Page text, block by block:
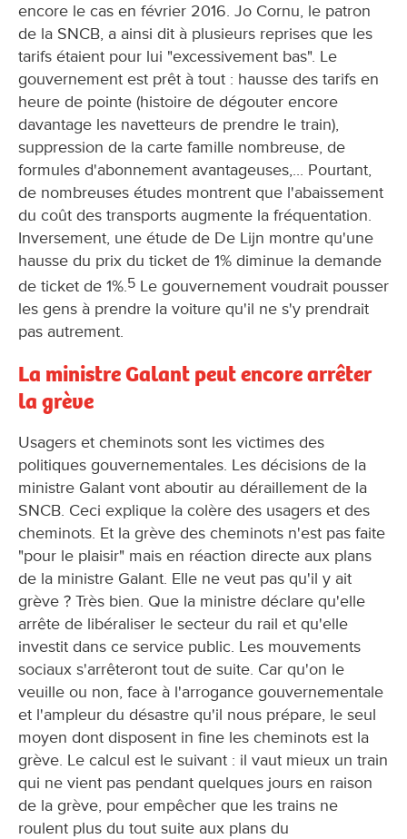
encore le cas en février 2016. Jo Cornu, le patron
de la SNCB, a ainsi dit à plusieurs reprises que les
tarifs étaient pour lui "excessivement bas". Le
gouvernement est prêt à tout : hausse des tarifs en
heure de pointe (histoire de dégouter encore
davantage les navetteurs de prendre le train),
suppression de la carte famille nombreuse, de
formules d'abonnement avantageuses,... Pourtant,
de nombreuses études montrent que l'abaissement
du coût des transports augmente la fréquentation.
Inversement, une étude de De Lijn montre qu'une
hausse du prix du ticket de 1% diminue la demande
de ticket de 1%.5 Le gouvernement voudrait pousser
les gens à prendre la voiture qu'il ne s'y prendrait
pas autrement.
La ministre Galant peut encore arrêter
la grève
Usagers et cheminots sont les victimes des
politiques gouvernementales. Les décisions de la
ministre Galant vont aboutir au déraillement de la
SNCB. Ceci explique la colère des usagers et des
cheminots. Et la grève des cheminots n'est pas faite
"pour le plaisir" mais en réaction directe aux plans
de la ministre Galant. Elle ne veut pas qu'il y ait
grève ? Très bien. Que la ministre déclare qu'elle
arrête de libéraliser le secteur du rail et qu'elle
investit dans ce service public. Les mouvements
sociaux s'arrêteront tout de suite. Car qu'on le
veuille ou non, face à l'arrogance gouvernementale
et l'ampleur du désastre qu'il nous prépare, le seul
moyen dont disposent in fine les cheminots est la
grève. Le calcul est le suivant : il vaut mieux un train
qui ne vient pas pendant quelques jours en raison
de la grève, pour empêcher que les trains ne
roulent plus du tout suite aux plans du